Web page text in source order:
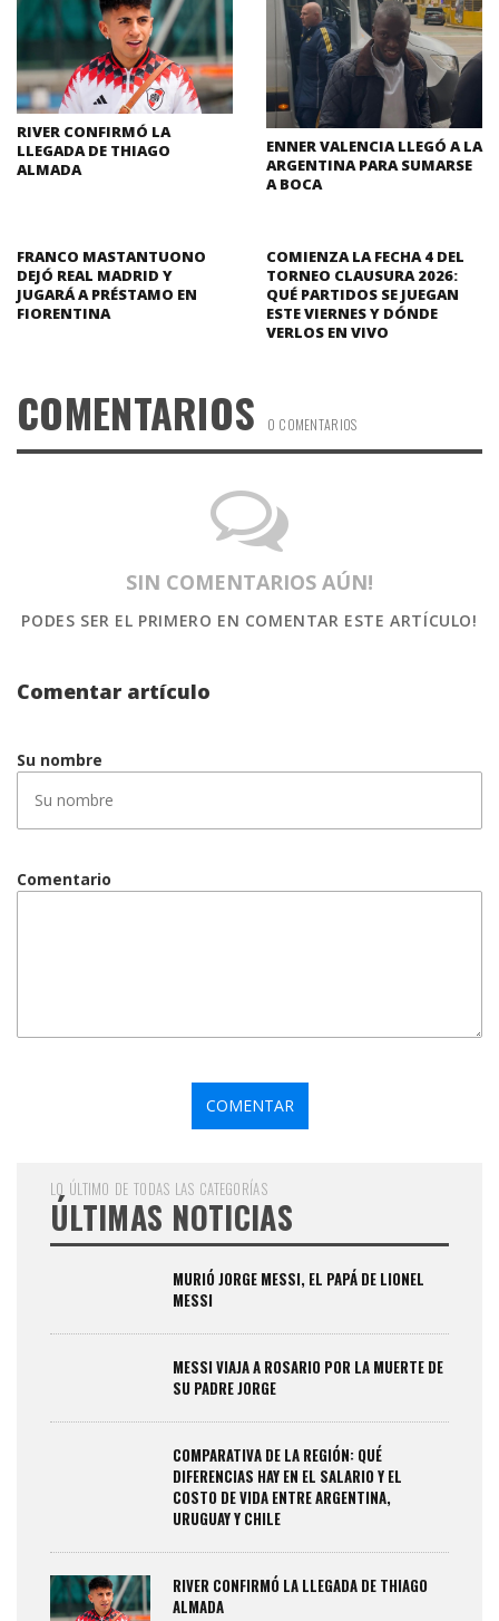
RIVER CONFIRMÓ LA
LLEGADA DE THIAGO
ALMADA
ENNER VALENCIA LLEGÓ A LA
ARGENTINA PARA SUMARSE
A BOCA
FRANCO MASTANTUONO
DEJÓ REAL MADRID Y
JUGARÁ A PRÉSTAMO EN
FIORENTINA
COMIENZA LA FECHA 4 DEL
TORNEO CLAUSURA 2026:
QUÉ PARTIDOS SE JUEGAN
ESTE VIERNES Y DÓNDE
VERLOS EN VIVO
COMENTARIOS 0 COMENTARIOS
SIN COMENTARIOS AÚN!
PODES SER EL PRIMERO EN COMENTAR ESTE ARTÍCULO!
Comentar artículo
Su nombre
Comentario
LO ÚLTIMO DE TODAS LAS CATEGORÍAS
ÚLTIMAS NOTICIAS
MURIÓ JORGE MESSI, EL PAPÁ DE LIONEL
MESSI
MESSI VIAJA A ROSARIO POR LA MUERTE DE
SU PADRE JORGE
COMPARATIVA DE LA REGIÓN: QUÉ
DIFERENCIAS HAY EN EL SALARIO Y EL
COSTO DE VIDA ENTRE ARGENTINA,
URUGUAY Y CHILE
RIVER CONFIRMÓ LA LLEGADA DE THIAGO
ALMADA